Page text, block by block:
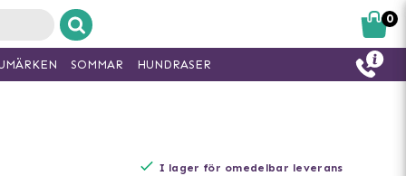
I lager för omedelbar leverans
0
SOMMAR HUNDRASER